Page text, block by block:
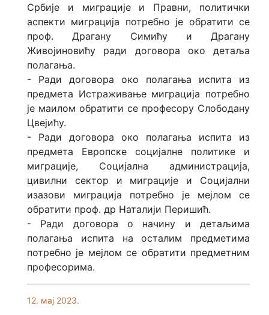
Србије и миграције и Правни, политички
аспекти миграција потребно је обратити се
проф. Драгану Симићу и Драгану
Живојиновићу ради договора око детаља
полагања.
- Ради договора око полагања испита из
предмета Истраживање миграција потребно
је маилом обратити се професору Слободану
Цвејићу.
- Ради договора око полагања испита из
предмета Европске социјалне политике и
миграције, Социјална администрација,
цивилни сектор и миграције и Социјални
изазови миграција потребно је мејлом се
обратити проф. др Наталији Перишић.
- Ради договора о начину и детаљима
полагања испита на осталим предметима
потребно је мејлом се обратити предметним
професорима.
12. мај 2023.